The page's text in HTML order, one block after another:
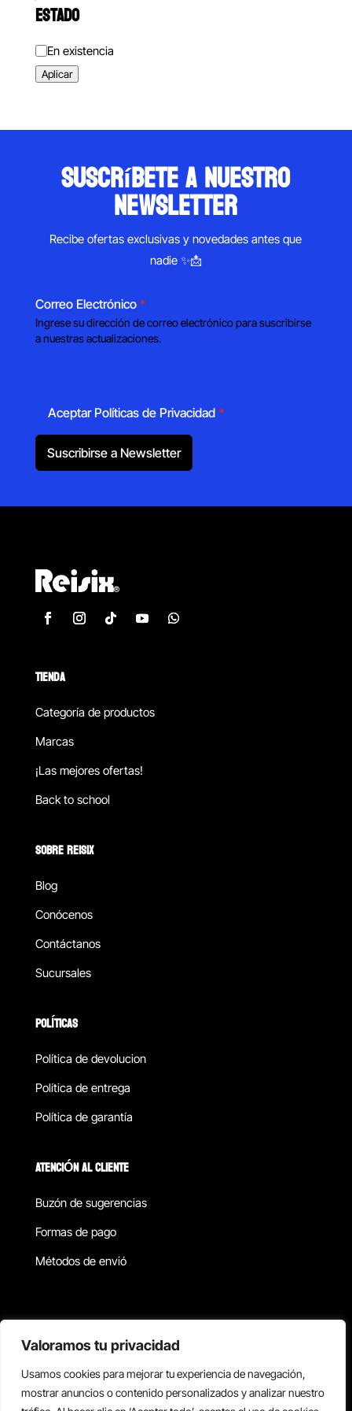
Valoramos tu privacidad
Usamos cookies para mejorar tu experiencia de navegación,
mostrar anuncios o contenido personalizados y analizar nuestro
ESTADO
Estado
En existencia
Aplicar
suscríbete a nuestro
newsletter
Recibe ofertas exclusivas y novedades antes que
nadie ✨📩
Correo Electrónico *
Ingrese su dirección de correo electrónico para suscribirse
a nuestras actualizaciones.
Aceptar Políticas de Privacidad *
Suscribirse a Newsletter
TIENDA
Categoría de productos
Marcas
¡Las mejores ofertas!
Back to school
SOBRE REISIX
Blog
Conócenos
Contáctanos
Sucursales
POLÍTICAS
Política de devolucion
Política de entrega
Política de garantía
ATENCIÓN AL CLIENTE
Buzón de sugerencias
Formas de pago
Métodos de envió
Copyright © 2026 Reisix. Todos los derechos reservados.